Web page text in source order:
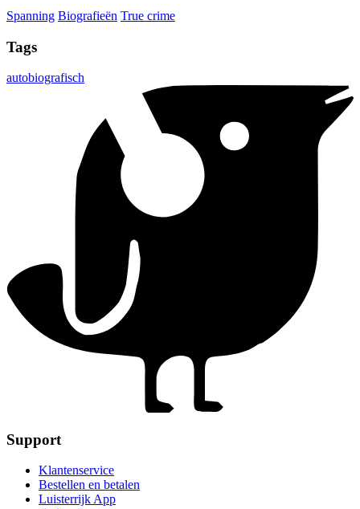
Spanning Biografieën True crime
Tags
autobiografisch
Support
Klantenservice
Bestellen en betalen
Luisterrijk App